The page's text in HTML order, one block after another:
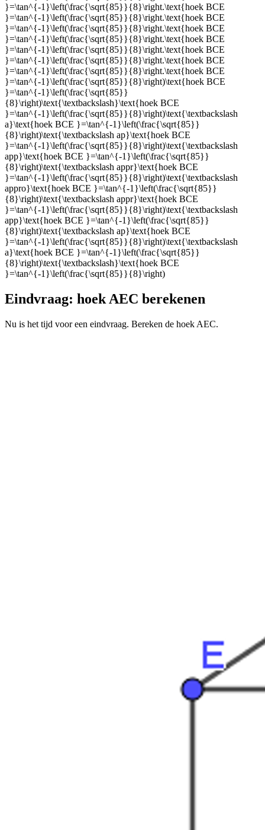
}=\tan^{-1}\left(\frac{\sqrt{85}}{8}\right.\text{hoek BCE
}=\tan^{-1}\left(\frac{\sqrt{85}}{8}\right.\text{hoek BCE
}=\tan^{-1}\left(\frac{\sqrt{85}}{8}\right.\text{hoek BCE
}=\tan^{-1}\left(\frac{\sqrt{85}}{8}\right.\text{hoek BCE
}=\tan^{-1}\left(\frac{\sqrt{85}}{8}\right.\text{hoek BCE
}=\tan^{-1}\left(\frac{\sqrt{85}}{8}\right.\text{hoek BCE
}=\tan^{-1}\left(\frac{\sqrt{85}}{8}\right.\text{hoek BCE
}=\tan^{-1}\left(\frac{\sqrt{85}}{8}\right)\text{hoek BCE
}=\tan^{-1}\left(\frac{\sqrt{85}}
{8}\right)\text{\textbackslash}\text{hoek BCE
}=\tan^{-1}\left(\frac{\sqrt{85}}{8}\right)\text{\textbackslash
a}\text{hoek BCE }=\tan^{-1}\left(\frac{\sqrt{85}}
{8}\right)\text{\textbackslash ap}\text{hoek BCE
}=\tan^{-1}\left(\frac{\sqrt{85}}{8}\right)\text{\textbackslash
app}\text{hoek BCE }=\tan^{-1}\left(\frac{\sqrt{85}}
{8}\right)\text{\textbackslash appr}\text{hoek BCE
}=\tan^{-1}\left(\frac{\sqrt{85}}{8}\right)\text{\textbackslash
appro}\text{hoek BCE }=\tan^{-1}\left(\frac{\sqrt{85}}
{8}\right)\text{\textbackslash appr}\text{hoek BCE
}=\tan^{-1}\left(\frac{\sqrt{85}}{8}\right)\text{\textbackslash
app}\text{hoek BCE }=\tan^{-1}\left(\frac{\sqrt{85}}
{8}\right)\text{\textbackslash ap}\text{hoek BCE
}=\tan^{-1}\left(\frac{\sqrt{85}}{8}\right)\text{\textbackslash
a}\text{hoek BCE }=\tan^{-1}\left(\frac{\sqrt{85}}
{8}\right)\text{\textbackslash}\text{hoek BCE
}=\tan^{-1}\left(\frac{\sqrt{85}}{8}\right)
Eindvraag: hoek AEC berekenen
Nu is het tijd voor een eindvraag. Bereken de hoek AEC.